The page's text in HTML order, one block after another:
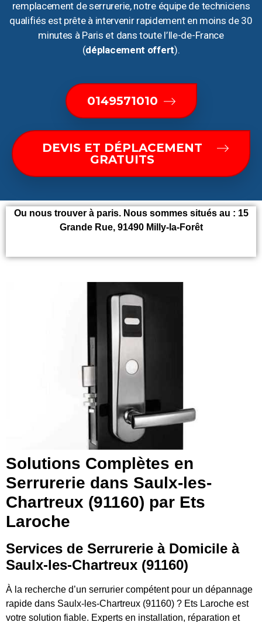
remplacement de serrurerie, notre équipe de techniciens
qualifiés est prête à intervenir rapidement en moins de 30
minutes à Paris et dans toute l’Ile-de-France
(déplacement offert).
0149571010
DEVIS ET DÉPLACEMENT
GRATUITS
Ou nous trouver à paris. Nous sommes situés au : 15
Grande Rue, 91490 Milly-la-Forêt
Solutions Complètes en
Serrurerie dans Saulx-les-
Chartreux (91160) par Ets
Laroche
Services de Serrurerie à Domicile à
Saulx-les-Chartreux (91160)
À la recherche d’un serrurier compétent pour un dépannage
rapide dans Saulx-les-Chartreux (91160) ? Ets Laroche est
votre solution fiable. Experts en installation, réparation et